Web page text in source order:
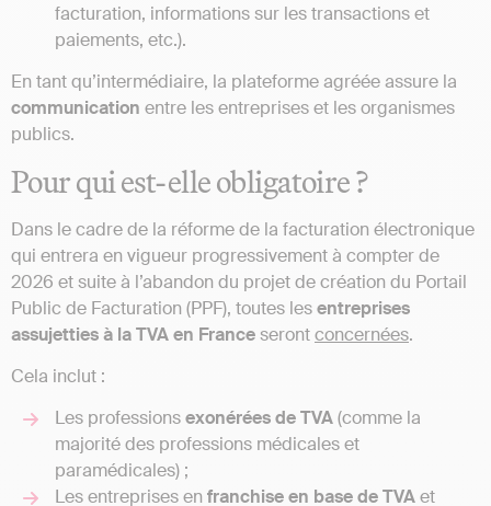
facturation, informations sur les transactions et
paiements, etc.).
En tant qu’intermédiaire, la plateforme agréée assure la
communication entre les entreprises et les organismes
publics.
Pour qui est-elle obligatoire ?
Dans le cadre de la réforme de la facturation électronique
qui entrera en vigueur progressivement à compter de
2026 et suite à l’abandon du projet de création du Portail
Public de Facturation (PPF), toutes lesentreprises
assujetties à la TVA en Franceserontconcernées.
Cela inclut :
Les professionsexonérées de TVA(comme la
majorité des professions médicales et
paramédicales) ;
Les entreprises en franchise en base de TVAet